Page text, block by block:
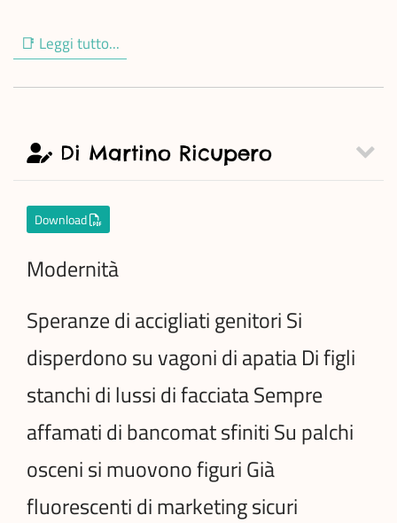
📑 Leggi tutto...
Di Martino Ricupero
Download
Modernità
Speranze di accigliati genitori Si
disperdono su vagoni di apatia Di figli
stanchi di lussi di facciata Sempre
affamati di bancomat sfiniti Su palchi
osceni si muovono figuri Già
fluorescenti di marketing sicuri